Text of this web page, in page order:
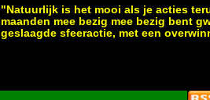
"Natuurlijk is het mooi als je acties
maanden mee bezig mee bezig bent
geslaagde sfeeractie, met een